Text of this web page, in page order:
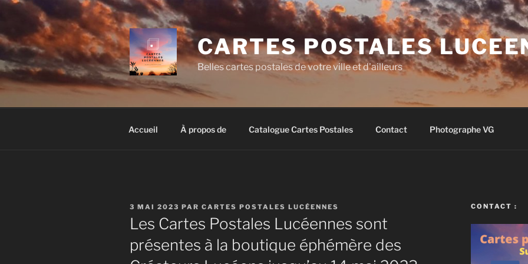
Aller
contenu
principal
CARTES POSTALES
Belles cartes postales de votre ville et d'ailleurs
Accueil À propos de Catalogue Cartes Postales Contact Photographe VG
PUBLIÉ
LE
3 MAI 2023 PAR CARTES POSTALES LUCÉENNES
Les Cartes Postales Lucéennes sont
présentes à la boutique éphémère des
CONTACT :